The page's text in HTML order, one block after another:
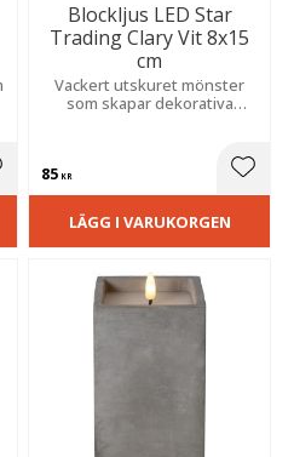
till i favoriter
Blockljus LED Star
Trading Clary Vit 8x15
cm
Vackert utskuret mönster
som skapar dekorativa
stämningsfull miljö varje dag.
85 KR
LÄGG I VARUKORGEN